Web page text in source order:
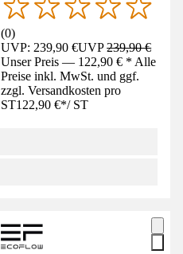
(0)
UVP: 239,90 €UVP239,90 €
Unser Preis — 122,90 € * Alle
Preise inkl. MwSt. und ggf.
zzgl. Versandkosten pro
ST122,90 €*/ ST